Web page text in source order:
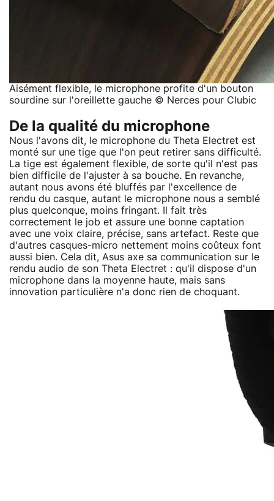
Aisément flexible, le microphone profite d'un bouton
sourdine sur l'oreillette gauche © Nerces pour Clubic
De la qualité du microphone
Nous l'avons dit, le microphone du Theta Electret est
monté sur une tige que l'on peut retirer sans difficulté.
La tige est également flexible, de sorte qu'il n'est pas
bien difficile de l'ajuster à sa bouche. En revanche,
autant nous avons été bluffés par l'excellence de
rendu du casque, autant le microphone nous a semblé
plus quelconque, moins fringant. Il fait très
correctement le job et assure une bonne captation
avec une voix claire, précise, sans artefact. Reste que
d'autres casques-micro nettement moins coûteux font
aussi bien. Cela dit, Asus axe sa communication sur le
rendu audio de son Theta Electret : qu'il dispose d'un
microphone dans la moyenne haute, mais sans
innovation particulière n'a donc rien de choquant.